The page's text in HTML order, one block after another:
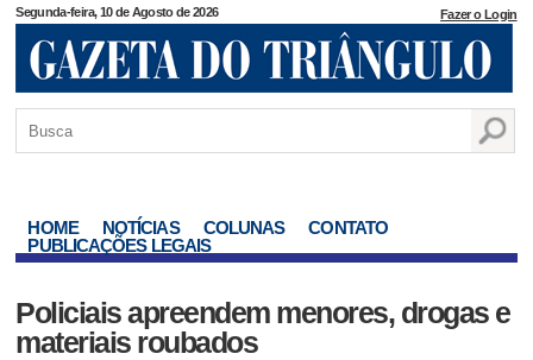
Segunda-feira, 10 de Agosto de 2026 Fazer o Login
HOME NOTÍCIAS COLUNAS
CONTATO
PUBLICAÇÕES LEGAIS
Policiais apreendem menores, drogas e
materiais roubados